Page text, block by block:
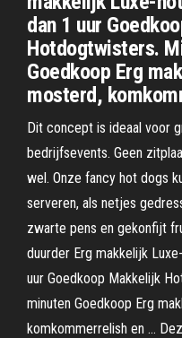
dan 1 uur
Hotdogtwisters.
Goedkoop Erg
mosterd,
Dit concept is ideaal voor
bedrijfsevents. Geen
wel. Onze fancy hot dogs
serveren, als netjes
zwarte pens en gekonfijt
duurder Erg makkelijk
uur Goedkoop Makkelijk
minuten Goedkoop Erg
komkommerrelish en …